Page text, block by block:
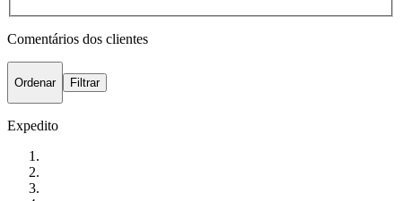
Comentários dos clientes
Ordenar Filtrar
Expedito